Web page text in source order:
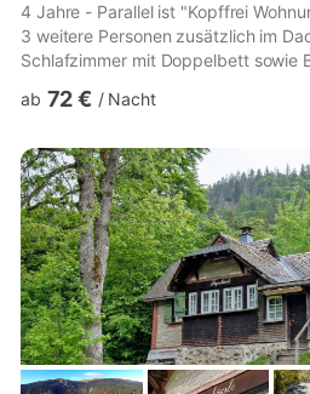
4 Jahre - Parallel ist "Kopffrei
3 weitere Personen zusätzlich im
Schlafzimmer mit Doppelbett sowie
Separates Bad - Kostenloses WLAN -
Hauses (weiße Stühle) Die
angenehmen Bergklima bietet
Hochschwarzwaldes...
ab 72 € / Nacht